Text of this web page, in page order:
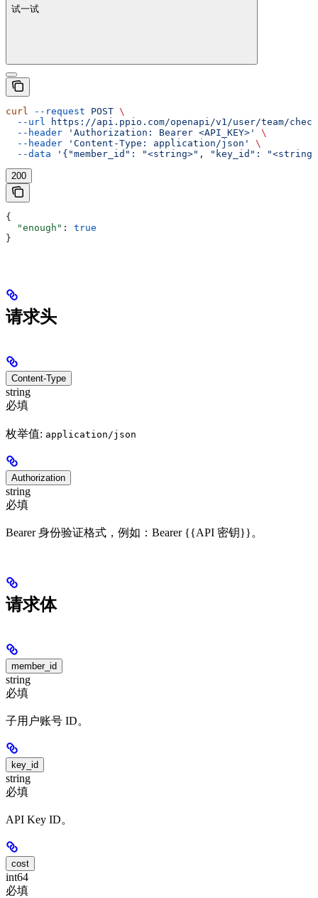
试一试
curl --request POST \
  --url
https://api.ppio.com/openapi/v1/user/team/
  --header
'Authorization: Bearer <API_KEY>'
\
  --header
'Content-Type: application/json'
\
  --data
'{"member_id": "<string>", "key_id":
200
{
  "enough"
: true
}
请求头
Content-Type
string
必填
枚举值: application/json
Authorization
string
必填
Bearer 身份验证格式，例如：Bearer {{API 密钥}}。
请求体
member_id
string
必填
子用户账号 ID。
key_id
string
必填
API Key ID。
cost
int64
必填